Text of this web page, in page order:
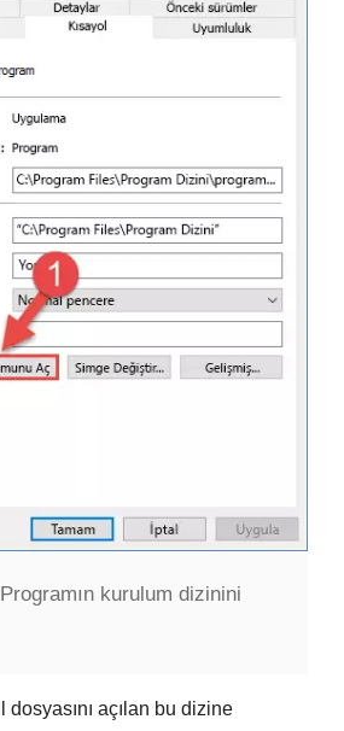
Programın kurulum dizinini
dosyasını açılan bu dizine